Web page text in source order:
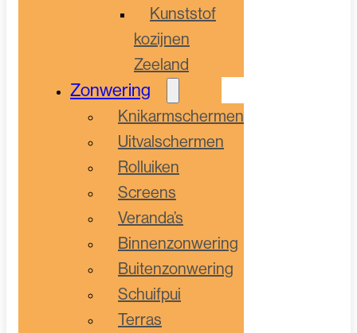
Kunststof
kozijnen
Zeeland
Zonwering
Knikarmschermen
Uitvalschermen
Rolluiken
Screens
Veranda’s
Binnenzonwering
Buitenzonwering
Schuifpui
Terras